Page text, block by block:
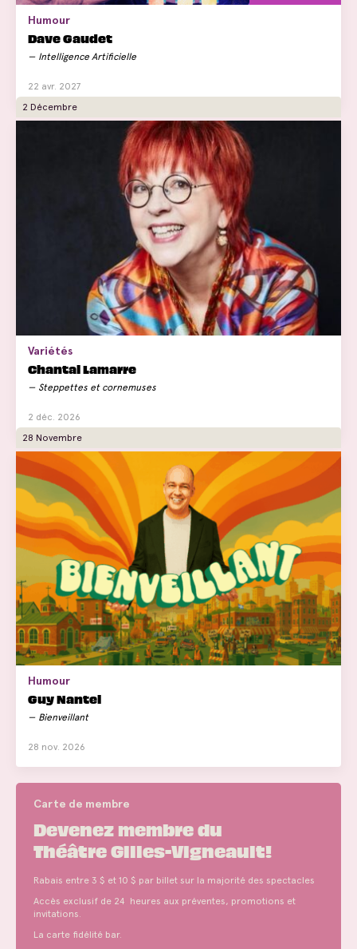
Humour
Dave Gaudet
Intelligence Artificielle
22 avr. 2027
2 Décembre
Variétés
Chantal Lamarre
Steppettes et cornemuses
2 déc. 2026
28 Novembre
Humour
Guy Nantel
Bienveillant
28 nov. 2026
Carte de membre
Devenez membre du
Théâtre Gilles-Vigneault!
Rabais entre 3 $ et 10 $ par billet sur la majorité des spectacles
Accès exclusif de 24 heures aux préventes, promotions et
invitations.
La carte fidélité bar.